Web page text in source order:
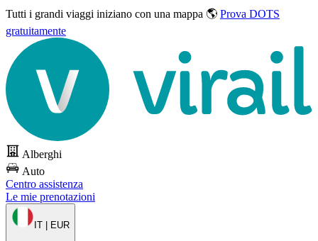
Tutti i grandi viaggi iniziano con una mappa 🌎 Prova DOTS
gratuitamente
Alberghi
Auto
Centro assistenza
Le mie prenotazioni
IT | EUR